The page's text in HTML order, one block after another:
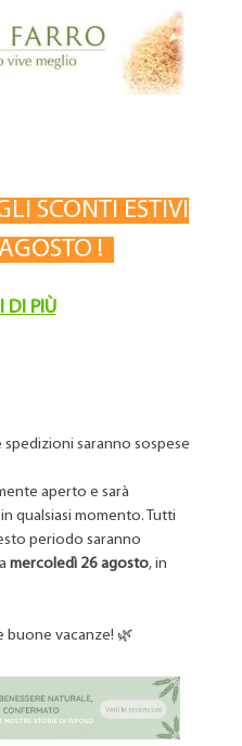
SCONTI ESTIVI
!
DI PIÙ
spedizioni saranno sospese
aperto e sarà
in qualsiasi momento. Tutti
periodo saranno
mercoledì 26 agosto, in
buone vacanze! 🌿